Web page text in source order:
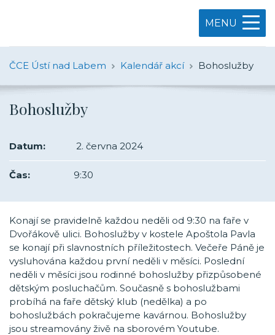
MENU
ČCE Ústí nad Labem Kalendář akcí Bohoslužby
Bohoslužby
Datum: 2. června 2024
Čas: 9:30
Konají se pravidelně každou neděli od 9:30 na faře v
Dvořákově ulici. Bohoslužby v kostele Apoštola Pavla
se konají při slavnostních příležitostech. Večeře Páně je
vysluhována každou první neděli v měsíci. Poslední
neděli v měsíci jsou rodinné bohoslužby přizpůsobené
dětským posluchačům. Současně s bohoslužbami
probíhá na faře dětský klub (nedělka) a po
bohoslužbách pokračujeme kavárnou. Bohoslužby
jsou streamovány živě na sborovém Youtube.